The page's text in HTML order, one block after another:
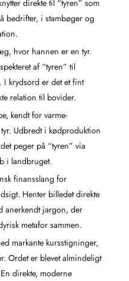
direkte til “tyren” som
bedrifter, i stambøger og
hvor hannen er en tyr.
af “tyren” til
I krydsord er det et fint
relation til bovider.
kendt for varme-
Udbredt i kødproduktion
peger på “tyren” via
i landbruget.
finansslang for
Henter billedet direkte
anerkendt jargon, der
metafor sammen.
markante kursstigninger,
Ordet er blevet almindeligt
direkte, moderne